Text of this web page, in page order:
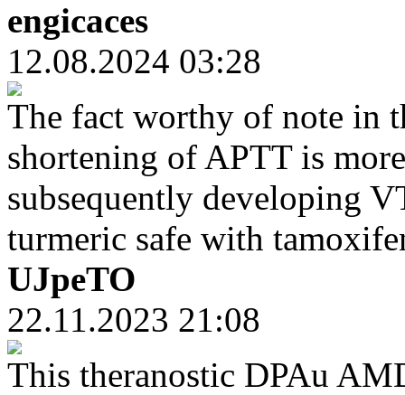
engicaces
12.08.2024 03:28
The fact worthy of note in
shortening of APTT is
subsequently developing
turmeric safe with
UJpeTO
22.11.2023 21:08
This theranostic DPAu